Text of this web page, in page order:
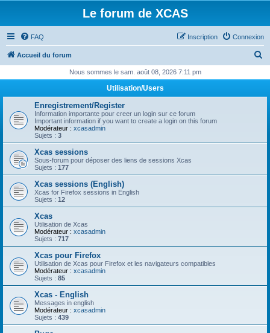
Le forum de XCAS
FAQ Connexion
Inscription
Accueil du forum
h
c
Nous sommes le sam. août 08, 2026 7:11 pm
Utilisation/Users
Enregistrement/Register
Information importante pour creer un login sur ce forum
Important information if you want to create a login on this forum
Modérateur : xcasadmin
Sujets : 3
Xcas sessions
Sous-forum pour déposer des liens de sessions Xcas
Sujets : 177
Xcas sessions (English)
Xcas for Firefox sessions in English
Sujets : 12
Xcas
Utilisation de Xcas
Modérateur : xcasadmin
Sujets : 717
Xcas pour Firefox
Utilisation de Xcas pour Firefox et les navigateurs compatibles
Modérateur : xcasadmin
Sujets : 85
Xcas - English
Messages in english
Modérateur : xcasadmin
Sujets : 439